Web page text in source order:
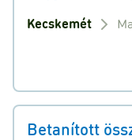
Kecskemét
Betanított